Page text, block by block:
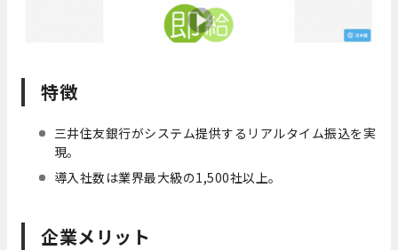
特徴
三井住友銀行がシステム提供するリアルタイム振込を実
現。
導入社数は業界最大級の1,500社以上。
企業メリット